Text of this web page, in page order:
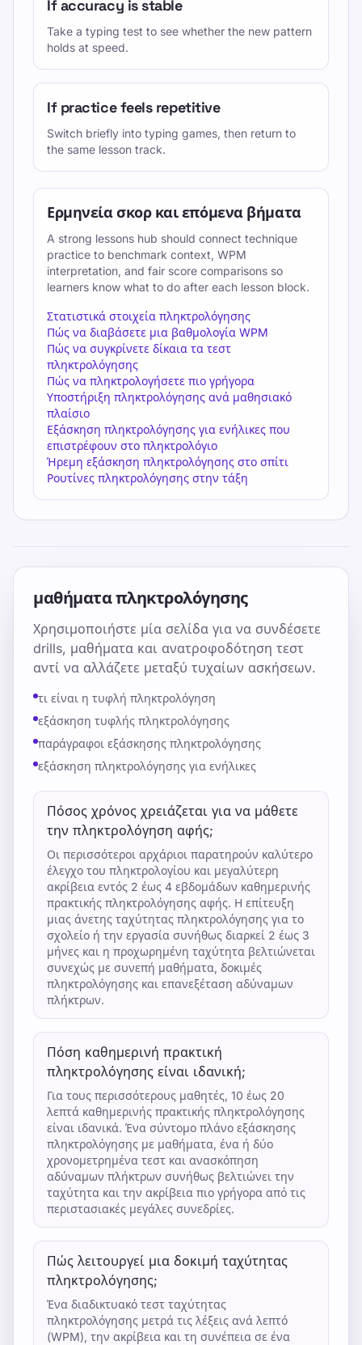
If accuracy is stable
Take a typing test to see whether the new pattern
holds at speed.
If practice feels repetitive
Switch briefly into typing games, then return to
the same lesson track.
Ερμηνεία σκορ και επόμενα βήματα
A strong lessons hub should connect technique
practice to benchmark context, WPM
interpretation, and fair score comparisons so
learners know what to do after each lesson block.
Στατιστικά στοιχεία πληκτρολόγησης
Πώς να διαβάσετε μια βαθμολογία WPM
Πώς να συγκρίνετε δίκαια τα τεστ
πληκτρολόγησης
Πώς να πληκτρολογήσετε πιο γρήγορα
Υποστήριξη πληκτρολόγησης ανά μαθησιακό
πλαίσιο
Εξάσκηση πληκτρολόγησης για ενήλικες που
επιστρέφουν στο πληκτρολόγιο
Ήρεμη εξάσκηση πληκτρολόγησης στο σπίτι
Ρουτίνες πληκτρολόγησης στην τάξη
μαθήματα πληκτρολόγησης
Χρησιμοποιήστε μία σελίδα για να συνδέσετε
drills, μαθήματα και ανατροφοδότηση τεστ
αντί να αλλάζετε μεταξύ τυχαίων ασκήσεων.
τι είναι η τυφλή πληκτρολόγηση
εξάσκηση τυφλής πληκτρολόγησης
παράγραφοι εξάσκησης πληκτρολόγησης
εξάσκηση πληκτρολόγησης για ενήλικες
Πόσος χρόνος χρειάζεται για να μάθετε
την πληκτρολόγηση αφής;
Οι περισσότεροι αρχάριοι παρατηρούν καλύτερο
έλεγχο του πληκτρολογίου και μεγαλύτερη
ακρίβεια εντός 2 έως 4 εβδομάδων καθημερινής
πρακτικής πληκτρολόγησης αφής. Η επίτευξη
μιας άνετης ταχύτητας πληκτρολόγησης για το
σχολείο ή την εργασία συνήθως διαρκεί 2 έως 3
μήνες και η προχωρημένη ταχύτητα βελτιώνεται
συνεχώς με συνεπή μαθήματα, δοκιμές
πληκτρολόγησης και επανεξέταση αδύναμων
πλήκτρων.
Πόση καθημερινή πρακτική
πληκτρολόγησης είναι ιδανική;
Για τους περισσότερους μαθητές, 10 έως 20
λεπτά καθημερινής πρακτικής πληκτρολόγησης
είναι ιδανικά. Ένα σύντομο πλάνο εξάσκησης
πληκτρολόγησης με μαθήματα, ένα ή δύο
χρονομετρημένα τεστ και ανασκόπηση
αδύναμων πλήκτρων συνήθως βελτιώνει την
ταχύτητα και την ακρίβεια πιο γρήγορα από τις
περιστασιακές μεγάλες συνεδρίες.
Πώς λειτουργεί μια δοκιμή ταχύτητας
πληκτρολόγησης;
Ένα διαδικτυακό τεστ ταχύτητας
πληκτρολόγησης μετρά τις λέξεις ανά λεπτό
(WPM), την ακρίβεια και τη συνέπεια σε ένα